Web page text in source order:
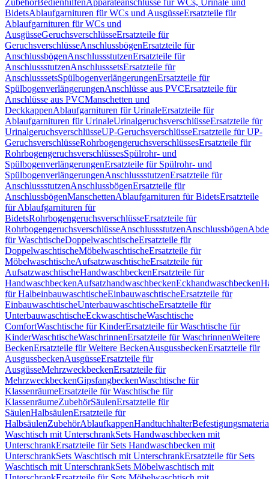
ZubehörBedienhilfenApparateanschlüsse für WCs, Urinale und
BidetsAblaufgarnituren für WCs und AusgüsseErsatzteile für
Ablaufgarnituren für WCs und
AusgüsseGeruchsverschlüsseErsatzteile für
GeruchsverschlüsseAnschlussbögenErsatzteile für
AnschlussbögenAnschlussstutzenErsatzteile für
AnschlussstutzenAnschlusssetsErsatzteile für
AnschlusssetsSpülbogenverlängerungenErsatzteile für
SpülbogenverlängerungenAnschlüsse aus PVCErsatzteile für
Anschlüsse aus PVCManschetten und
DeckkappenAblaufgarnituren für UrinaleErsatzteile für
Ablaufgarnituren für UrinaleUrinalgeruchsverschlüsseErsatzteile für
UrinalgeruchsverschlüsseUP-GeruchsverschlüsseErsatzteile für UP-
GeruchsverschlüsseRohrbogengeruchsverschlüssesErsatzteile für
RohrbogengeruchsverschlüssesSpülrohr- und
SpülbogenverlängerungenErsatzteile für Spülrohr- und
SpülbogenverlängerungenAnschlussstutzenErsatzteile für
AnschlussstutzenAnschlussbögenErsatzteile für
AnschlussbögenManschettenAblaufgarnituren für BidetsErsatzteile
für Ablaufgarnituren für
BidetsRohrbogengeruchsverschlüsseErsatzteile für
RohrbogengeruchsverschlüsseAnschlussstutzenAnschlussbögen
für WaschtischeDoppelwaschtischeErsatzteile für
DoppelwaschtischeMöbelwaschtischeErsatzteile für
MöbelwaschtischeAufsatzwaschtischeErsatzteile für
AufsatzwaschtischeHandwaschbeckenErsatzteile für
HandwaschbeckenAufsatzhandwaschbeckenEckhandwaschbecken
für HalbeinbauwaschtischeEinbauwaschtischeErsatzteile für
EinbauwaschtischeUnterbauwaschtischeErsatzteile für
UnterbauwaschtischeEckwaschtischeWaschtische
ComfortWaschtische für KinderErsatzteile für Waschtische für
KinderWaschtischeWaschrinnenErsatzteile für WaschrinnenWeitere
BeckenErsatzteile für Weitere BeckenAusgussbeckenErsatzteile für
AusgussbeckenAusgüsseErsatzteile für
AusgüsseMehrzweckbeckenErsatzteile für
MehrzweckbeckenGipsfangbeckenWaschtische für
KlassenräumeErsatzteile für Waschtische für
KlassenräumeZubehörSäulenErsatzteile für
SäulenHalbsäulenErsatzteile für
HalbsäulenZubehörAblaufkappenHandtuchhalter
Waschtisch mit UnterschrankSets Handwaschbecken mit
UnterschrankErsatzteile für Sets Handwaschbecken mit
UnterschrankSets Waschtisch mit UnterschrankErsatzteile für Sets
Waschtisch mit UnterschrankSets Möbelwaschtisch mit